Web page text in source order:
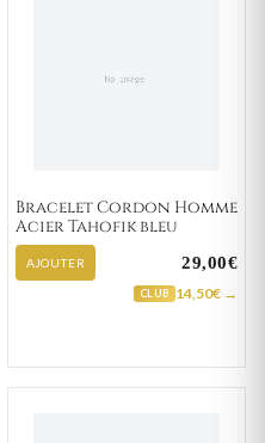
Bracelet Cordon Homme
Acier Tahofik bleu
AJOUTER 29,00€
CLUB 14,50€ →